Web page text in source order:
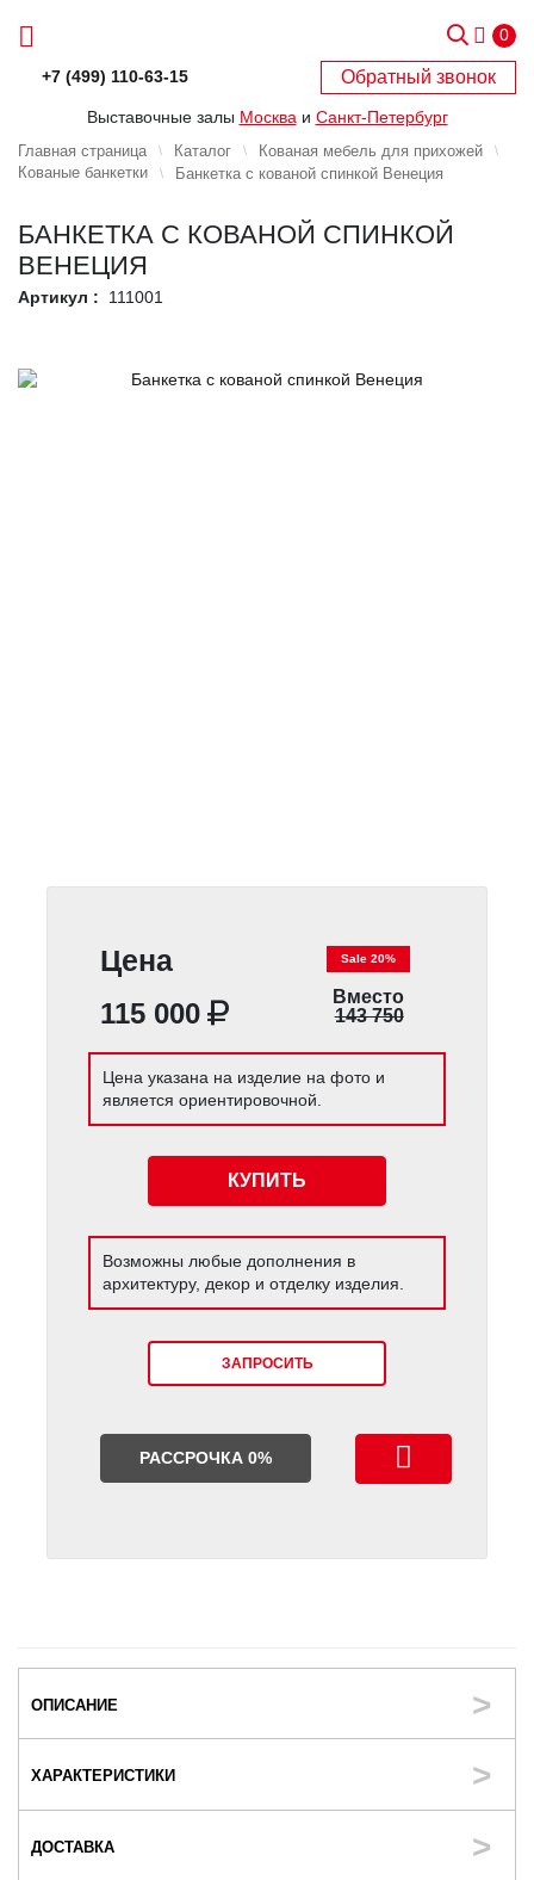
0
+7 (499) 110-63-15 Обратный звонок
Выставочные залы Москва и Санкт-Петербург
Главная страница Каталог
Кованая мебель для прихожей
Кованые банкетки
Банкетка с кованой спинкой Венеция
БАНКЕТКА С КОВАНОЙ СПИНКОЙ
ВЕНЕЦИЯ
Артикул : 111001
Цена
115 000
Sale 20%
Вместо
143 750
Цена указана на изделие на фото и
является ориентировочной.
КУПИТЬ
Возможны любые дополнения в
архитектуру, декор и отделку изделия.
ЗАПРОСИТЬ
РАССРОЧКА 0%
ОПИСАНИЕ
ХАРАКТЕРИСТИКИ
ДОСТАВКА